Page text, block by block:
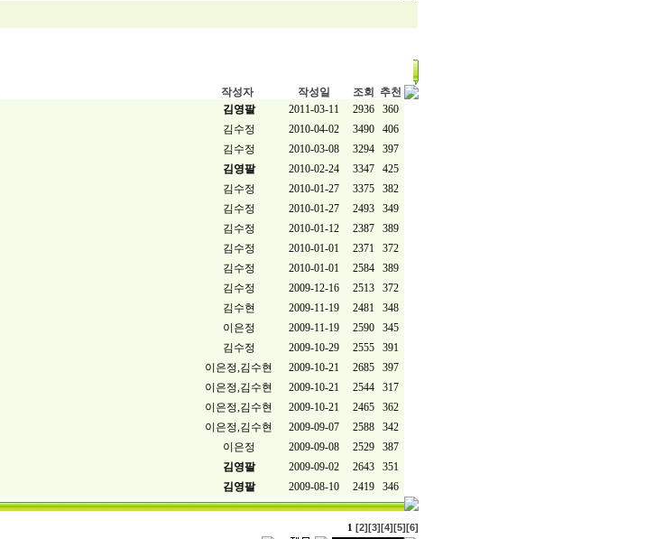
작성자 작성일 조회
추천
김영팔 2011-03-11 2936
360
김수정 2010-04-02 3490
406
김수정 2010-03-08 3294
397
김영팔 2010-02-24 3347
425
김수정 2010-01-27 3375
382
김수정 2010-01-27 2493
349
김수정 2010-01-12 2387
389
김수정 2010-01-01 2371
372
김수정 2010-01-01 2584
389
김수정 2009-12-16 2513
372
김수현 2009-11-19 2481
348
이은정 2009-11-19 2590
345
김수정 2009-10-29 2555
391
이은정,김수현 2009-10-21 2685
397
이은정,김수현 2009-10-21 2544
317
이은정,김수현 2009-10-21 2465
362
이은정,김수현 2009-09-07 2588
342
이은정 2009-09-08 2529
387
김영팔 2009-09-02 2643
351
김영팔 2009-08-10 2419 346
1 [2][3][4][5][6]